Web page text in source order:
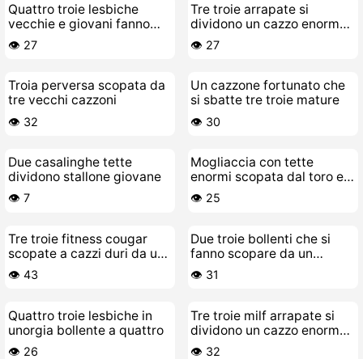
Quattro troie lesbiche
vecchie e giovani fanno
unorgia lurida
👁️ 27
Tre troie arrapate si
dividono un cazzo enorme
in una scopata di gruppo
bollente
👁️ 27
Troia perversa scopata da
tre vecchi cazzoni
👁️ 32
Un cazzone fortunato che
si sbatte tre troie mature
👁️ 30
Due casalinghe tette
dividono stallone giovane
👁️ 7
Mogliaccia con tette
enormi scopata dal toro e
la sua troietta giovane
👁️ 25
Tre troie fitness cougar
scopate a cazzi duri da un
giovane stallone
👁️ 43
Due troie bollenti che si
fanno scopare da un
vecchio porco schifoso
👁️ 31
Quattro troie lesbiche in
unorgia bollente a quattro
👁️ 26
Tre troie milf arrapate si
dividono un cazzo enorme
nella orgia di gruppo
👁️ 32